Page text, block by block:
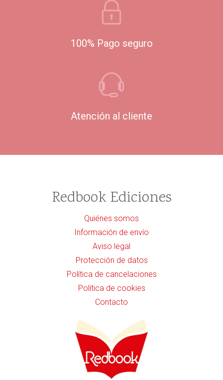
100% Pago seguro
Atención al cliente
Redbook Ediciones
Quiénes somos
Información de envío
Aviso legal
Protección de datos
Política de cancelaciones
Política de cookies
Contacto